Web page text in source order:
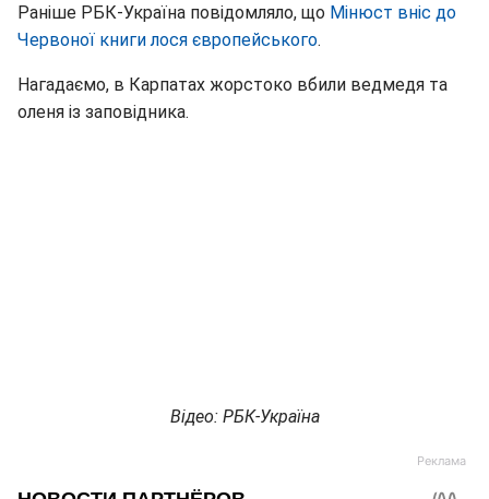
Раніше РБК-Україна повідомляло, що Мінюст вніс до
Червоної книги лося європейського.
Нагадаємо, в Карпатах жорстоко вбили ведмедя та
оленя із заповідника.
Відео: РБК-Україна